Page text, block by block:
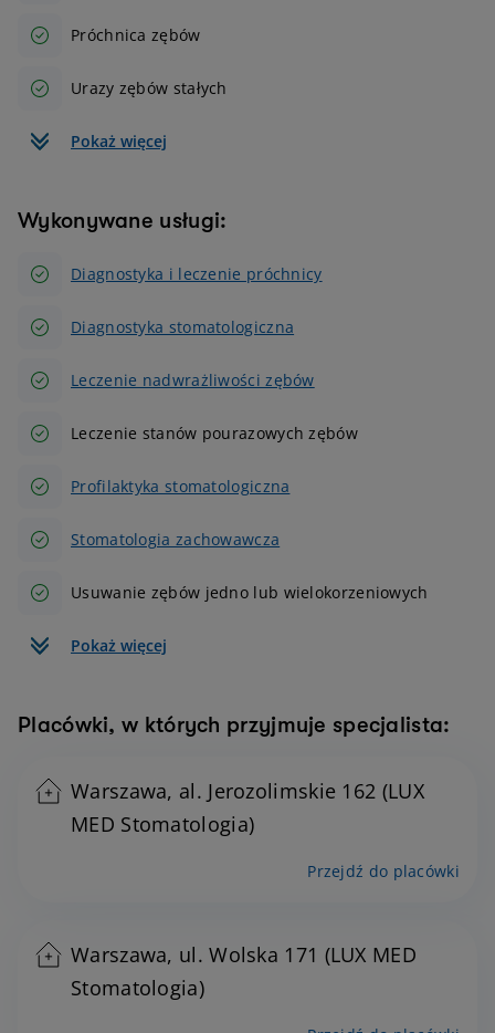
Próchnica zębów
Urazy zębów stałych
Pokaż więcej
Wykonywane usługi:
Diagnostyka i leczenie próchnicy
Diagnostyka stomatologiczna
Leczenie nadwrażliwości zębów
Leczenie stanów pourazowych zębów
Profilaktyka stomatologiczna
Stomatologia zachowawcza
Usuwanie zębów jedno lub wielokorzeniowych
Pokaż więcej
Placówki, w których przyjmuje specjalista:
Warszawa, al. Jerozolimskie 162 (LUX
MED Stomatologia)
Przejdź do placówki
Warszawa, ul. Wolska 171 (LUX MED
Stomatologia)